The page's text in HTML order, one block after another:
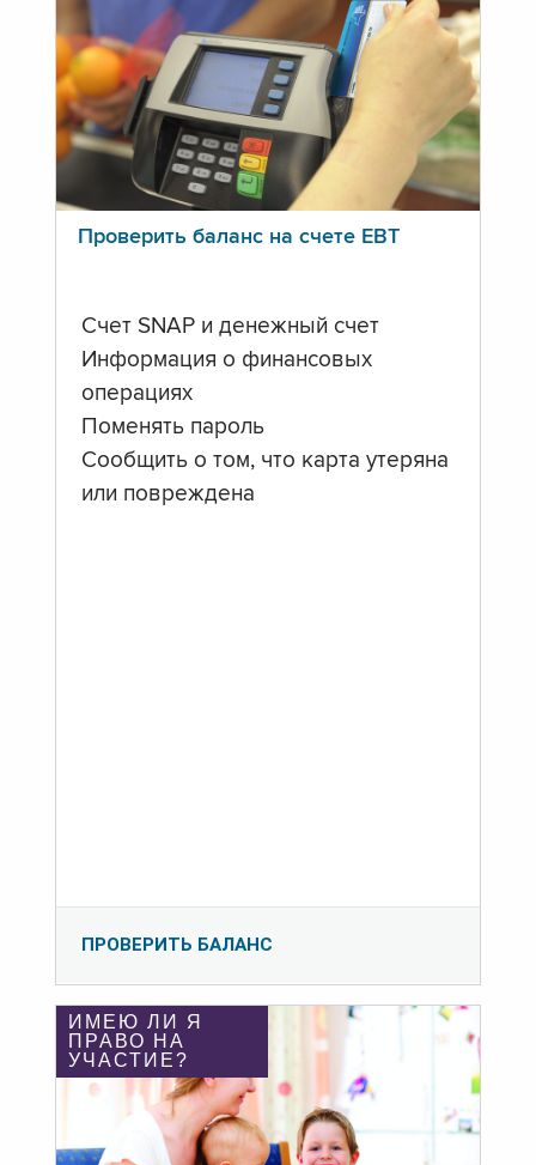
Проверить баланс на счете ЕВТ
Счет SNAP и денежный счет
Информация о финансовых
операциях
Поменять пароль
Сообщить о том, что карта утеряна
или повреждена
ПРОВЕРИТЬ БАЛАНС
ИМЕЮ ЛИ Я
ПРАВО НА
УЧАСТИЕ?